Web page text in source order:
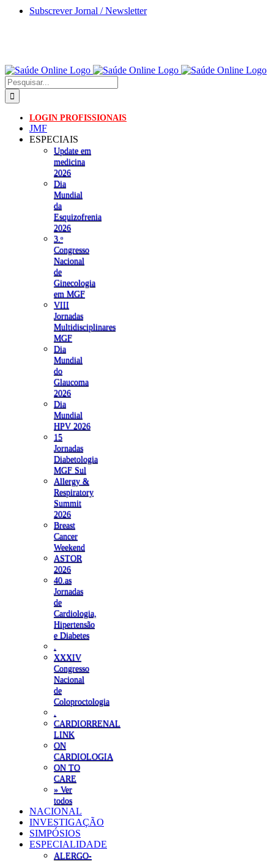
Skip
Subscrever Jornal / Newsletter
Pesquisar
LOGIN PROFISSIONAIS
JMF
ESPECIAIS
Update em
medicina
2026
Dia
Mundial
da
Esquizofrenia
2026
3.ᵒ
Congresso
Nacional
de
Ginecologia
em MGF
VIII
Jornadas
Multidisciplinares
MGF
Dia
Mundial
do
Glaucoma
2026
Dia
Mundial
HPV 2026
15
Jornadas
Diabetologia
MGF Sul
Allergy &
Respiratory
Summit
2026
Breast
Cancer
Weekend
ASTOR
2026
40.as
Jornadas
de
Cardiologia,
Hipertensão
e Diabetes
XXXIV
Congresso
Nacional
de
Coloproctologia
CARDIORRENAL
LINK
ON
CARDIOLOGIA
ON TO
CARE
» Ver
todos
NACIONAL
INVESTIGAÇÃO
SIMPÓSIOS
ESPECIALIDADE
ALERGO-